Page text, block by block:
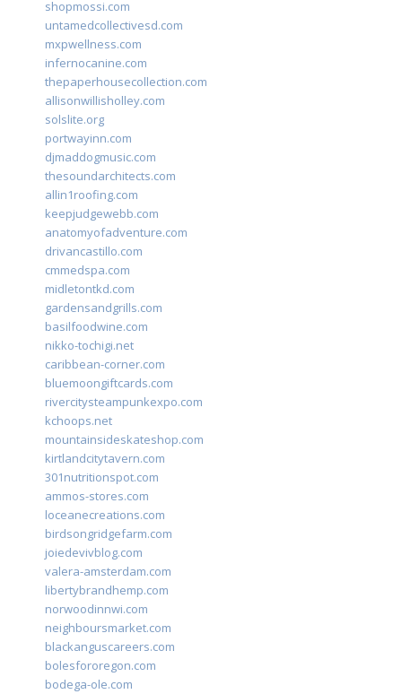
shopmossi.com
untamedcollectivesd.com
mxpwellness.com
infernocanine.com
thepaperhousecollection.com
allisonwillisholley.com
solslite.org
portwayinn.com
djmaddogmusic.com
thesoundarchitects.com
allin1roofing.com
keepjudgewebb.com
anatomyofadventure.com
drivancastillo.com
cmmedspa.com
midletontkd.com
gardensandgrills.com
basilfoodwine.com
nikko-tochigi.net
caribbean-corner.com
bluemoongiftcards.com
rivercitysteampunkexpo.com
kchoops.net
mountainsideskateshop.com
kirtlandcitytavern.com
301nutritionspot.com
ammos-stores.com
loceanecreations.com
birdsongridgefarm.com
joiedevivblog.com
valera-amsterdam.com
libertybrandhemp.com
norwoodinnwi.com
neighboursmarket.com
blackanguscareers.com
bolesfororegon.com
bodega-ole.com